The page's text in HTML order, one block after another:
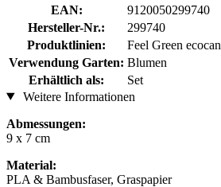
EAN:
9120050299740
Hersteller-Nr.:
299740
Produktlinien:
Feel Green ecocan
Verwendung Garten: Blumen
Erhältlich als:
Set
Weitere Informationen
Abmessungen:
9 x 7 cm
Material:
PLA & Bambusfaser, Graspapier